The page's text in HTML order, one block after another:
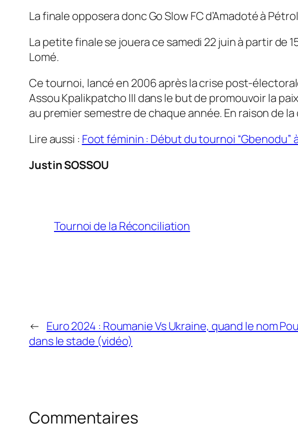
La finale opposera donc Go Slow FC d’Amadoté à
La petite finale se jouera ce samedi 22 juin à partir de
Lomé.
Ce tournoi, lancé en 2006 après la crise post-
Assou Kpalikpatcho III dans le but de promouvoir la
au premier semestre de chaque année. En raison de
Lire aussi : Foot féminin : Début du tournoi “Gbenodu”
Justin SOSSOU
Tournoi de la Réconciliation
← Euro 2024 : Roumanie Vs Ukraine, quand le nom
dans le stade (vidéo)
Commentaires